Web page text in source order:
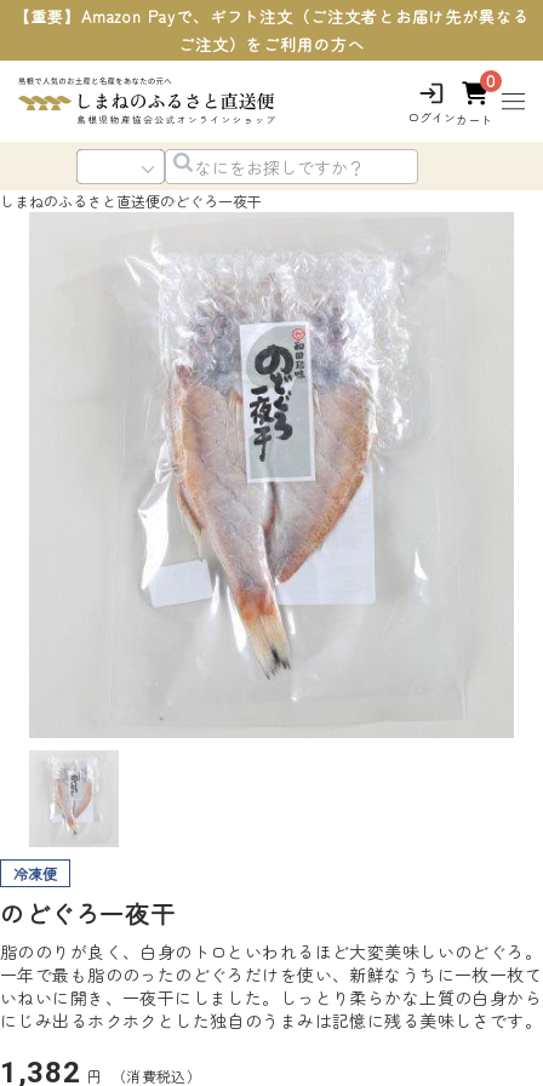
【重要】Amazon Payで、ギフト注文（ご注文者とお届け先が異なる
ご注文）をご利用の方へ
ログイン
0
カート
しまねのふるさと直送便のどぐろ一夜干
冷凍便
のどぐろ一夜干
脂ののりが良く、白身のトロといわれるほど大変美味しいのどぐろ。
一年で最も脂ののったのどぐろだけを使い、新鮮なうちに一枚一枚て
いねいに開き、一夜干にしました。しっとり柔らかな上質の白身から
にじみ出るホクホクとした独自のうまみは記憶に残る美味しさです。
1,382 円 （消費税込）